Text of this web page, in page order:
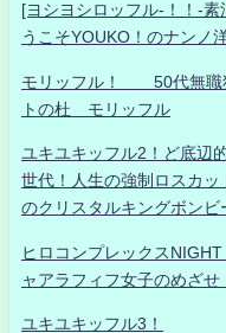
[ヨシヨシロッフル-！！-
うこそYOUKO！のナンノ
モリッフル！ 50代無職
トの杜 モリッフル
ユキユキッフル2！ど底辺
世代！人生の強制ロスカ
のクリスタルキングボンビ
ヒロコンプレックス
ャアラフィフ女子のめざ
ユキユキッフル3！